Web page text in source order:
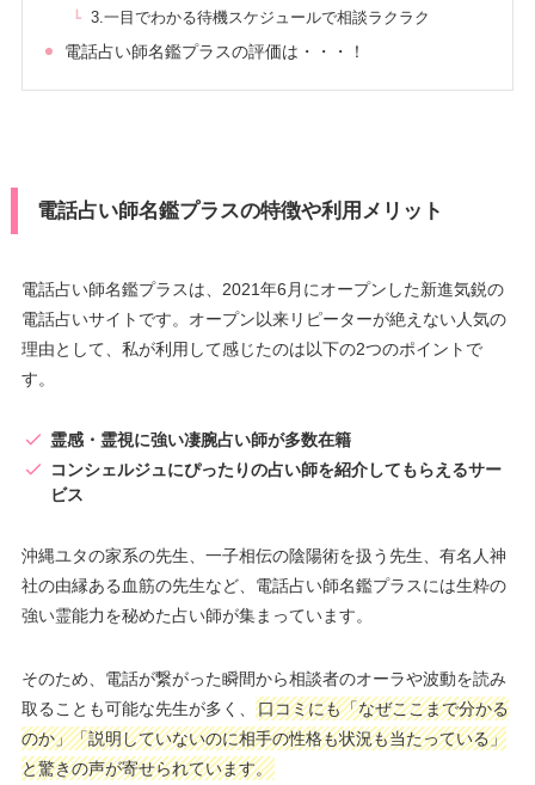
3.一目でわかる待機スケジュールで相談ラクラク
電話占い師名鑑プラスの評価は・・・！
電話占い師名鑑プラスの特徴や利用メリット
電話占い師名鑑プラスは、2021年6月にオープンした新進気鋭の
電話占いサイトです。オープン以来リピーターが絶えない人気の
理由として、私が利用して感じたのは以下の2つのポイントで
す。
霊感・霊視に強い凄腕占い師が多数在籍
コンシェルジュにぴったりの占い師を紹介してもらえるサー
ビス
沖縄ユタの家系の先生、一子相伝の陰陽術を扱う先生、有名人神
社の由縁ある血筋の先生など、電話占い師名鑑プラスには生粋の
強い霊能力を秘めた占い師が集まっています。
そのため、電話が繋がった瞬間から相談者のオーラや波動を読み
取ることも可能な先生が多く、
口コミにも「なぜここまで分かる
のか」「説明していないのに相手の性格も状況も当たっている」
と驚きの声が寄せられています。